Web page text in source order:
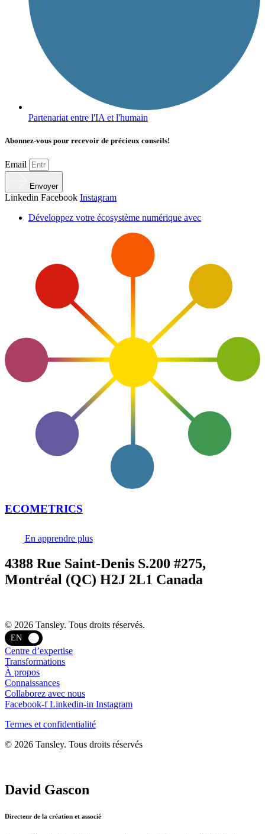
Partenariat entre l'IA et l'humain
Abonnez-vous pour recevoir de précieux conseils!
Email
Envoyer
Linkedin Facebook Instagram
Développez votre écosystème numérique avec
ECOMETRICS
En apprendre plus
4388 Rue Saint-Denis S.200 #275,
Montréal (QC) H2J 2L1 Canada
© 2026 Tansley. Tous droits réservés.
EN
Centre d’expertise
Transformations
À propos
Connaissances
Collaborez avec nous
Facebook-f Linkedin-in Instagram
Termes et confidentialité
© 2026 Tansley. Tous droits réservés
David Gascon
Directeur de la création et associé